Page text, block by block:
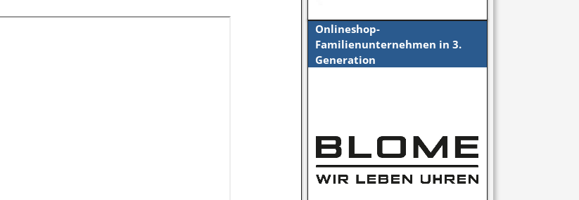
Onlineshop-
Familienunternehmen in 3.
Generation